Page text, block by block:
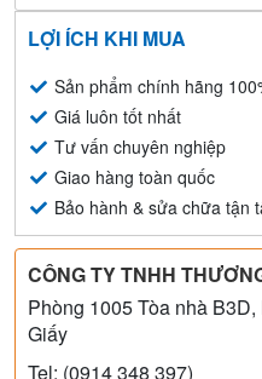
LỢI ÍCH KHI MUA
Sản phẩm chính hãng
Giá luôn tốt nhất
Tư vấn chuyên nghiệp
Giao hàng toàn quốc
Bảo hành & sửa chữa tận
CÔNG TY TNHH
Phòng 1005 Tòa nhà
Giấy
Tel: (0914 348 397)